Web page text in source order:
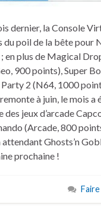
dernier, la Console
poil de la bête pour
; en plus de Magical
900 points), Super
2 (N64, 1000
à juin, le mois a
des jeux d’arcade
(Arcade, 800
Ghosts’n
prochaine !